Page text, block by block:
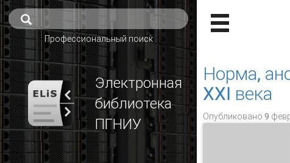
Профессиональный поиск
Электронная
библиотека
ПГНИУ
Норма,
XXI века
Опубликовано 9